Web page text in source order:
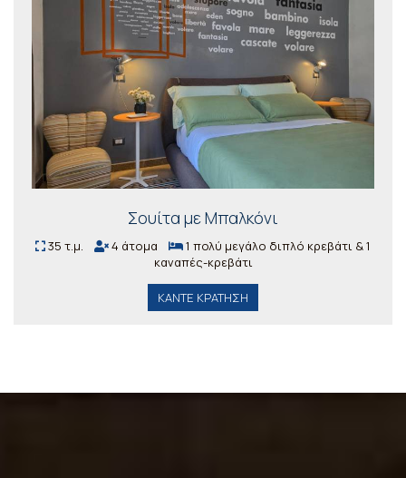
Σουίτα με Μπαλκόνι
35 τ.μ. 4 άτομα
1 πολύ μεγάλο διπλό κρεβάτι & 1
καναπές-κρεβάτι
ΚΆΝΤΕ ΚΡΆΤΗΣΗ